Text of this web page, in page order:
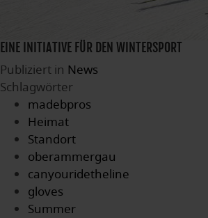
EINE INITIATIVE FÜR DEN WINTERSPORT
Publiziert in News
Schlagwörter
madebpros
Heimat
Standort
oberammergau
canyouridetheline
gloves
Summer